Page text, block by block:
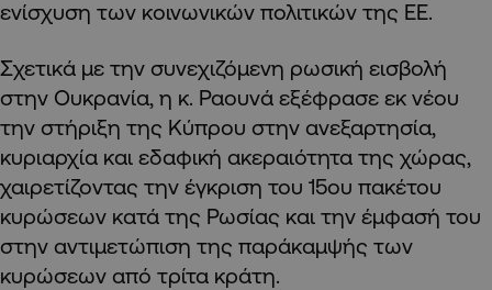
ενίσχυση των κοινωνικών πολιτικών της ΕΕ.
Σχετικά με την συνεχιζόμενη ρωσική εισβολή
στην Ουκρανία, η κ. Ραουνά εξέφρασε εκ νέου
την στήριξη της Κύπρου στην ανεξαρτησία,
κυριαρχία και εδαφική ακεραιότητα της χώρας,
χαιρετίζοντας την έγκριση του 15ου πακέτου
κυρώσεων κατά της Ρωσίας και την έμφασή του
στην αντιμετώπιση της παράκαμψής των
κυρώσεων από τρίτα κράτη.